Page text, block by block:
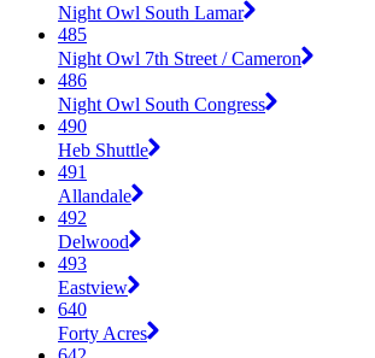
Night Owl South Lamar
485
Night Owl 7th Street / Cameron
486
Night Owl South Congress
490
Heb Shuttle
491
Allandale
492
Delwood
493
Eastview
640
Forty Acres